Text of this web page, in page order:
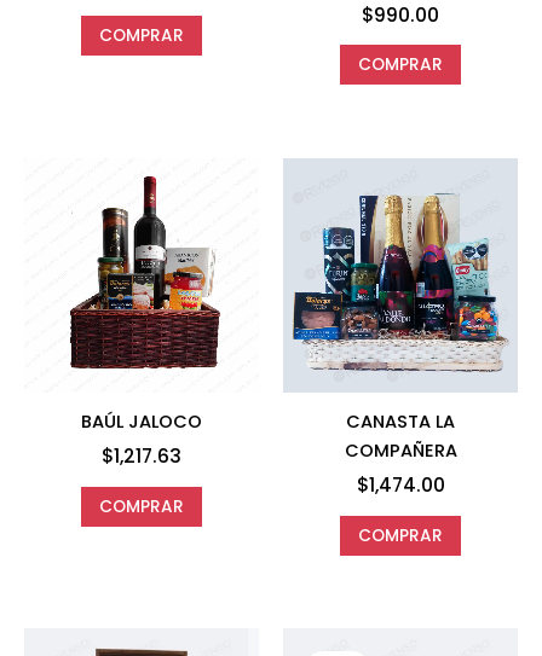
COMPRAR
$990.00
COMPRAR
BAÚL JALOCO
$1,217.63
COMPRAR
CANASTA LA
COMPAÑERA
$1,474.00
COMPRAR